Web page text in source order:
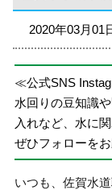
2020年03月01
≪公式SNS
水回りの豆知識
入れなど、水に
ぜひフォローを
いつも、佐賀水